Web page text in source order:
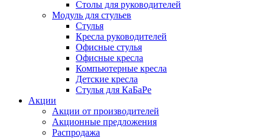
Столы для руководителей
Модуль для стульев
Стулья
Кресла руководителей
Офисные стулья
Офисные кресла
Компьютерные кресла
Детские кресла
Стулья для КаБаРе
Акции
Акции от производителей
Акционные предложения
Распродажа